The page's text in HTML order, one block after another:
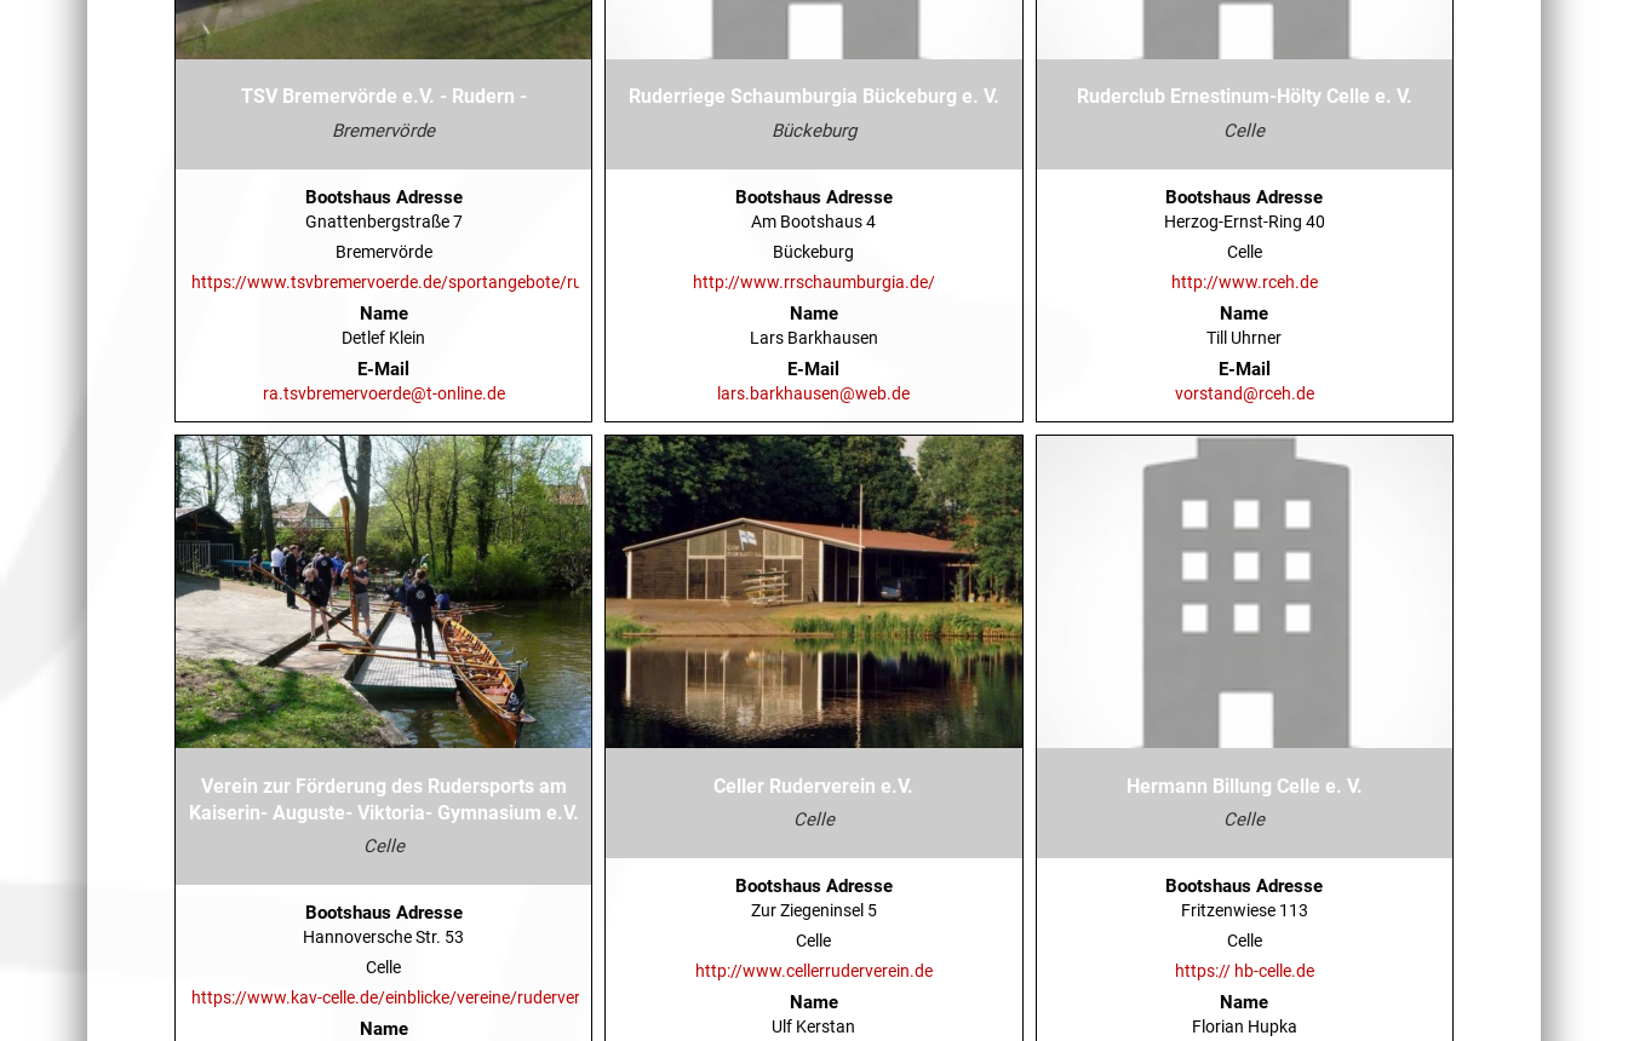
TSV Bremervörde e.V. - Rudern -
Bremervörde
Bootshaus Adresse
Gnattenbergstraße 7
Bremervörde
https://www.tsvbremervoerde.de/sportangebote/rudern/aktuelles
Name
Detlef Klein
E-Mail
ra.tsvbremervoerde@t-online.de
Ruderriege Schaumburgia Bückeburg e. V.
Bückeburg
Bootshaus Adresse
Am Bootshaus 4
Bückeburg
http://www.rrschaumburgia.de/
Name
Lars Barkhausen
E-Mail
lars.barkhausen@web.de
Ruderclub Ernestinum-Hölty Celle e. V.
Celle
Bootshaus Adresse
Herzog-Ernst-Ring 40
Celle
http://www.rceh.de
Name
Till Uhrner
E-Mail
vorstand@rceh.de
Verein zur Förderung des Rudersports am
Kaiserin- Auguste- Viktoria- Gymnasium e.V.
Celle
Bootshaus Adresse
Hannoversche Str. 53
Celle
https://www.kav-celle.de/einblicke/vereine/ruderverein
Name
Celler Ruderverein e.V.
Celle
Bootshaus Adresse
Zur Ziegeninsel 5
Celle
http://www.cellerruderverein.de
Name
Ulf Kerstan
Hermann Billung Celle e. V.
Celle
Bootshaus Adresse
Fritzenwiese 113
Celle
https:// hb-celle.de
Name
Florian Hupka